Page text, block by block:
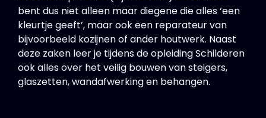
bent dus niet alleen maar diegene die alles ‘een
kleurtje geeft’, maar ook een reparateur van
bijvoorbeeld kozijnen of ander houtwerk. Naast
deze zaken leer je tijdens de opleiding Schilderen
ook alles over het veilig bouwen van steigers,
glaszetten, wandafwerking en behangen.